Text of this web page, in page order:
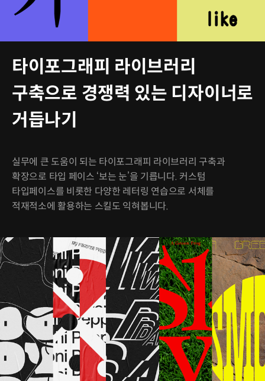
타이포그래피 라이브러리
구축으로 경쟁력 있는 디자이너로
거듭나기
실무에 큰 도움이 되는 타이포그래피 라이브러리 구축과
확장으로 타입 페이스 ‘보는 눈’을 기릅니다. 커스텀
타입페이스를 비롯한 다양한 레터링 연습으로 서체를
적재적소에 활용하는 스킬도 익혀봅니다.